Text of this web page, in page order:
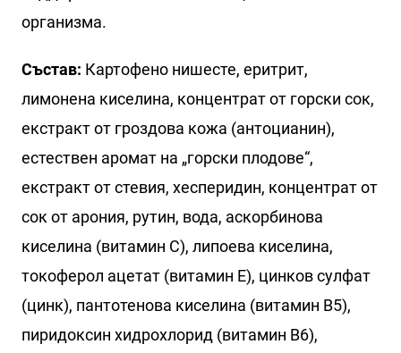
организма.
Състав: Картофено нишесте, еритрит,
лимонена киселина, концентрат от горски сок,
екстракт от гроздова кожа (антоцианин),
естествен аромат на „горски плодове“,
екстракт от стевия, хесперидин, концентрат от
сок от арония, рутин, вода, аскорбинова
киселина (витамин С), липоева киселина,
токоферол ацетат (витамин Е), цинков сулфат
(цинк), пантотенова киселина (витамин В5),
пиридоксин хидрохлорид (витамин В6),